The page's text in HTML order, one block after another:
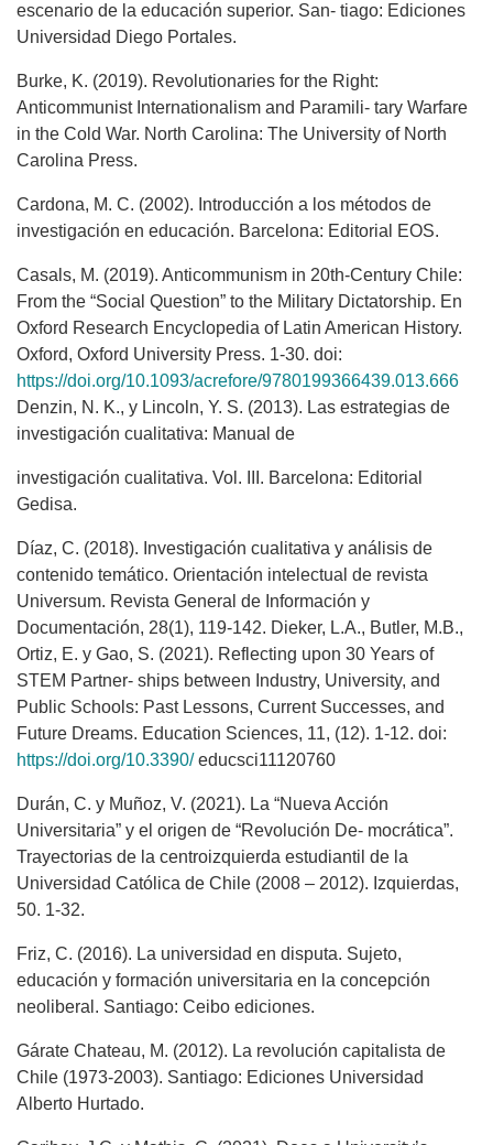
escenario de la educación superior. San- tiago: Ediciones
Universidad Diego Portales.
Burke, K. (2019). Revolutionaries for the Right:
Anticommunist Internationalism and Paramili- tary Warfare
in the Cold War. North Carolina: The University of North
Carolina Press.
Cardona, M. C. (2002). Introducción a los métodos de
investigación en educación. Barcelona: Editorial EOS.
Casals, M. (2019). Anticommunism in 20th-Century Chile:
From the “Social Question” to the Military Dictatorship. En
Oxford Research Encyclopedia of Latin American History.
Oxford, Oxford University Press. 1-30. doi:
https://doi.org/10.1093/acrefore/9780199366439.013.666
Denzin, N. K., y Lincoln, Y. S. (2013). Las estrategias de
investigación cualitativa: Manual de
investigación cualitativa. Vol. III. Barcelona: Editorial
Gedisa.
Díaz, C. (2018). Investigación cualitativa y análisis de
contenido temático. Orientación intelectual de revista
Universum. Revista General de Información y
Documentación, 28(1), 119-142. Dieker, L.A., Butler, M.B.,
Ortiz, E. y Gao, S. (2021). Reflecting upon 30 Years of
STEM Partner- ships between Industry, University, and
Public Schools: Past Lessons, Current Successes, and
Future Dreams. Education Sciences, 11, (12). 1-12. doi:
https://doi.org/10.3390/educsci11120760
Durán, C. y Muñoz, V. (2021). La “Nueva Acción
Universitaria” y el origen de “Revolución De- mocrática”.
Trayectorias de la centroizquierda estudiantil de la
Universidad Católica de Chile (2008 – 2012). Izquierdas,
50. 1-32.
Friz, C. (2016). La universidad en disputa. Sujeto,
educación y formación universitaria en la concepción
neoliberal. Santiago: Ceibo ediciones.
Gárate Chateau, M. (2012). La revolución capitalista de
Chile (1973-2003). Santiago: Ediciones Universidad
Alberto Hurtado.